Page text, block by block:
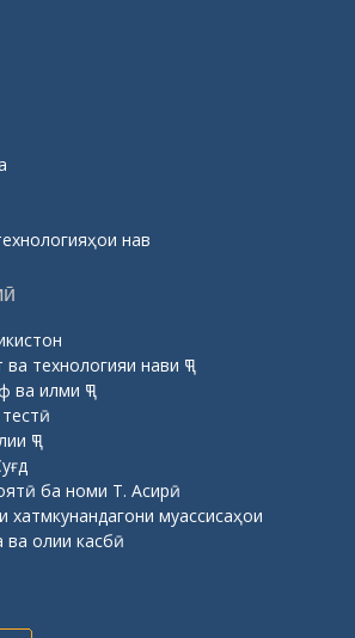
нав
технологияи нави ҶТ
ва илми ҶТ
ҶТ
ба номи Т. Асирӣ
хатмкунандагони муассисаҳои
ва олии касбӣ